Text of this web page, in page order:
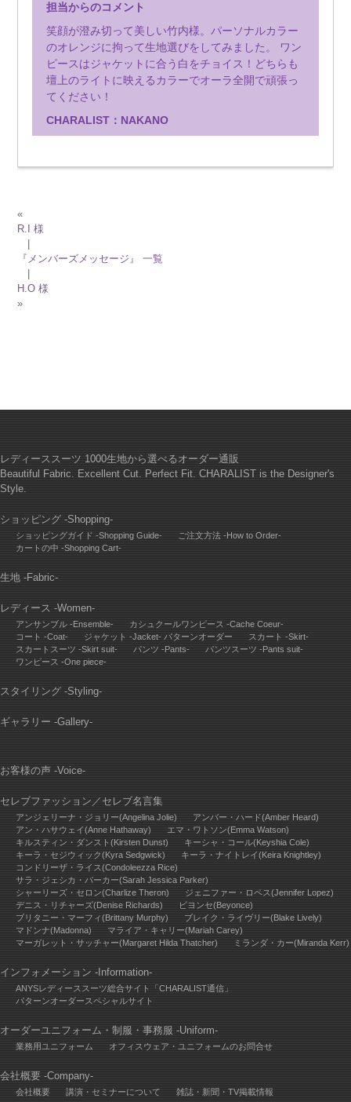
担当からのコメント
笑顔が澄み切って美しい竹内様。パーソナルカラー
のオレンジに拘って生地選びをしてみました。 ワン
ピースはジャケットに合う白をチョイス！どちらも
壇上のライトに映えるカラーでオーラ全開で頑張っ
てください！
CHARALIST：NAKANO
«
R.I 様
『メンバーズメッセージ』 一覧
H.O 様
»
レディーススーツ 1000生地から選べるオーダー通販
Beautiful Fabric. Excellent Cut. Perfect Fit. CHARALIST is the Designer's
Style.
ショッピング -Shopping-
ショッピングガイド -Shopping Guide-
ご注文方法 -How to Order-
カートの中 -Shopping Cart-
生地 -Fabric-
レディース -Women-
アンサンブル -Ensemble-
カシュクールワンピース -Cache Coeur-
コート -Coat-
ジャケット -Jacket- パターンオーダー
スカート -Skirt-
スカートスーツ -Skirt suit-
パンツ -Pants-
パンツスーツ -Pants suit-
ワンピース -One piece-
スタイリング -Styling-
ギャラリー -Gallery-
お客様の声 -Voice-
セレブファッション ／ セレブ名言集
アンジェリーナ・ジョリー(Angelina Jolie)
アンバー・ハード(Amber Heard)
アン・ハサウェイ(Anne Hathaway)
エマ・ワトソン(Emma Watson)
キルスティン・ダンスト(Kirsten Dunst)
キーシャ・コール(Keyshia Cole)
キーラ・セジウィック(Kyra Sedgwick)
キーラ・ナイトレイ(Keira Knightley)
コンドリーザ・ライス(Condoleezza Rice)
サラ・ジェシカ・パーカー(Sarah Jessica Parker)
シャーリーズ・セロン(Charlize Theron)
ジェニファー・ロペス(Jennifer Lopez)
デニス・リチャーズ(Denise Richards)
ビヨンセ(Beyonce)
ブリタニー・マーフィ(Brittany Murphy)
ブレイク・ライヴリー(Blake Lively)
マドンナ(Madonna)
マライア・キャリー(Mariah Carey)
マーガレット・サッチャー(Margaret Hilda Thatcher)
ミランダ・カー(Miranda Kerr)
インフォメーション -Information-
ANYSレディーススーツ総合サイト「CHARALIST通信」
パターンオーダースペシャルサイト
オーダーユニフォーム・制服・事務服 -Uniform-
業務用ユニフォーム オフィスウェア・ユニフォームのお問合せ
会社概要 -Company-
会社概要 講演・セミナーについて 雑誌・新聞・TV掲載情報